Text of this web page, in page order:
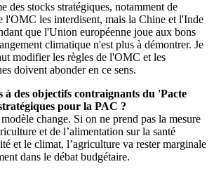
des stocks stratégiques, notamment de
l'OMC les interdisent, mais la Chine et l'Inde
que l'Union européenne joue aux bons
climatique n'est plus à démontrer. Je
modifier les règles de l'OMC et les
doivent abonder en ce sens.
à des objectifs contraignants du 'Pacte
pour la PAC ?
change. Si on ne prend pas la mesure
et de l’alimentation sur la santé
et le climat, l’agriculture va rester marginale
dans le débat budgétaire.